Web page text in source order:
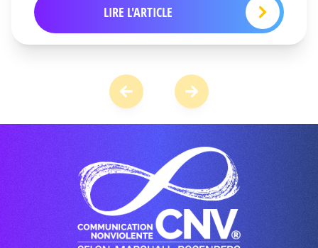
LIRE L'ARTICLE